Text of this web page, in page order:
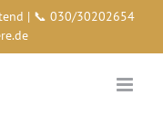
| 📞 030/30202654